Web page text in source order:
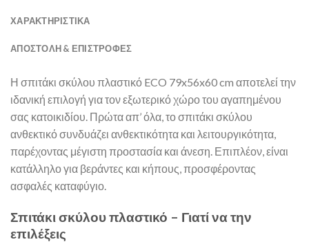
ΧΑΡΑΚΤΗΡΙΣΤΙΚΑ
ΑΠΟΣΤΟΛΉ & ΕΠΙΣΤΡΟΦΈΣ
Η σπιτάκι σκύλου πλαστικό ECO 79x56x60 cm αποτελεί την
ιδανική επιλογή για τον εξωτερικό χώρο του αγαπημένου
σας κατοικιδίου. Πρώτα απ’ όλα, το σπιτάκι σκύλου
ανθεκτικό συνδυάζει ανθεκτικότητα και λειτουργικότητα,
παρέχοντας μέγιστη προστασία και άνεση. Επιπλέον, είναι
κατάλληλο για βεράντες και κήπους, προσφέροντας
ασφαλές καταφύγιο.
Σπιτάκι σκύλου πλαστικό – Γιατί να την
επιλέξεις